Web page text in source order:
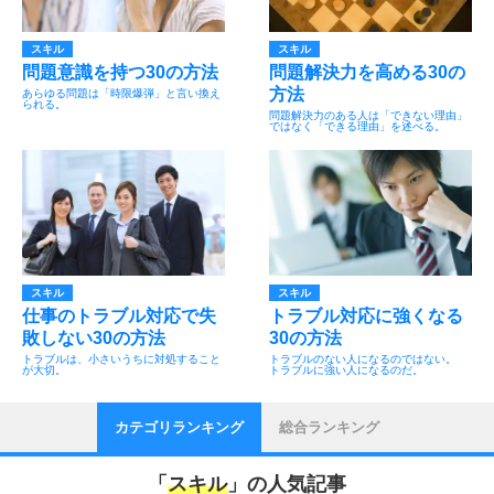
スキル
問題意識を持つ30の方法
あらゆる問題は「時限爆弾」と言い換え
られる。
スキル
問題解決力を高める30の
方法
問題解決力のある人は「できない理由」
ではなく「できる理由」を述べる。
スキル
仕事のトラブル対応で失
敗しない30の方法
トラブルは、小さいうちに対処すること
が大切。
スキル
トラブル対応に強くなる
30の方法
トラブルのない人になるのではない。
トラブルに強い人になるのだ。
カテゴリランキング 総合ランキング
「 スキル」の人気記事